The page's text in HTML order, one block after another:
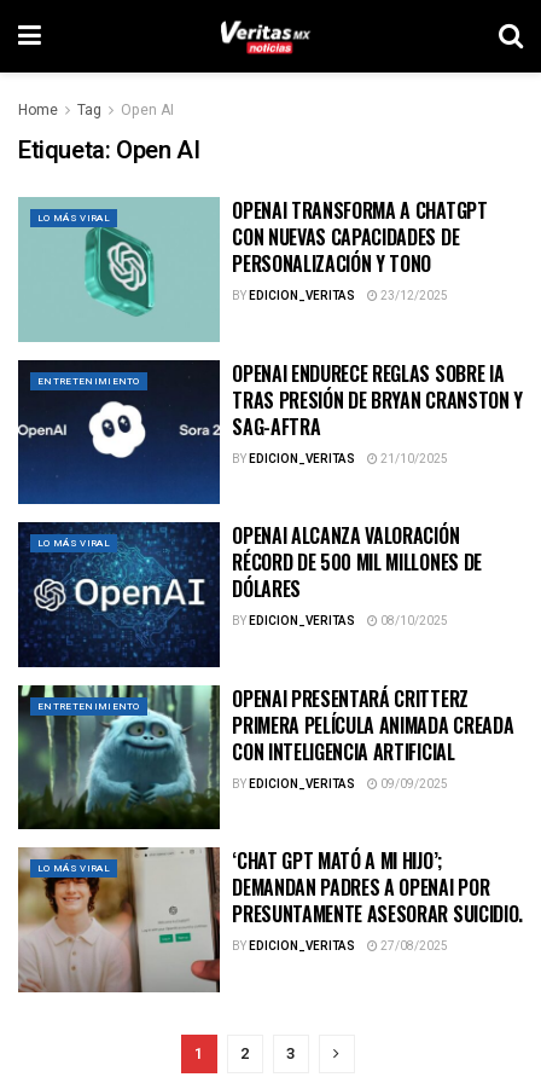
Home Tag Open AI
Etiqueta: Open AI
LO MÁS VIRAL
OPENAI TRANSFORMA A CHATGPT
CON NUEVAS CAPACIDADES DE
PERSONALIZACIÓN Y TONO
BYEDICION_VERITAS 23/12/2025
ENTRETENIMIENTO
OPENAI ENDURECE REGLAS SOBRE IA
TRAS PRESIÓN DE BRYAN CRANSTON Y
SAG-AFTRA
BYEDICION_VERITAS 21/10/2025
LO MÁS VIRAL
OPENAI ALCANZA VALORACIÓN
RÉCORD DE 500 MIL MILLONES DE
DÓLARES
BYEDICION_VERITAS 08/10/2025
ENTRETENIMIENTO
OPENAI PRESENTARÁ CRITTERZ
PRIMERA PELÍCULA ANIMADA CREADA
CON INTELIGENCIA ARTIFICIAL
BYEDICION_VERITAS 09/09/2025
LO MÁS VIRAL
‘CHAT GPT MATÓ A MI HIJO’;
DEMANDAN PADRES A OPENAI POR
PRESUNTAMENTE ASESORAR SUICIDIO.
BYEDICION_VERITAS 27/08/2025
1 2 3